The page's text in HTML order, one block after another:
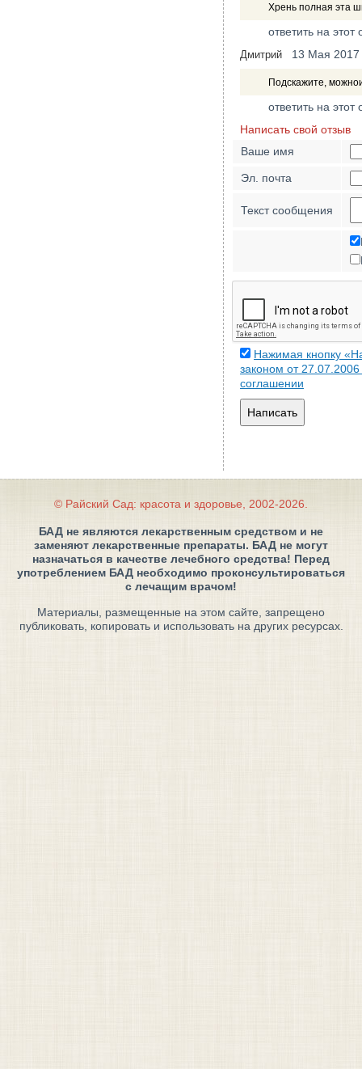
Хрень полная эта
ответить на этот
Дмитрий 13 Мая 2017
Подскажите,
ответить на этот
Написать свой отзыв
Ваше имя
Эл. почта
Текст сообщения
Нажимая кнопку
законом от
соглашении
Написать
© Райский Сад: красота и здоровье, 2002-2026.
БАД не являются лекарственным средством и не
заменяют лекарственные препараты. БАД не могут
назначаться в качестве лечебного средства! Перед
употреблением БАД необходимо проконсультироваться
с лечащим врачом!
Материалы, размещенные на этом сайте, запрещено
публиковать, копировать и использовать на других ресурсах.